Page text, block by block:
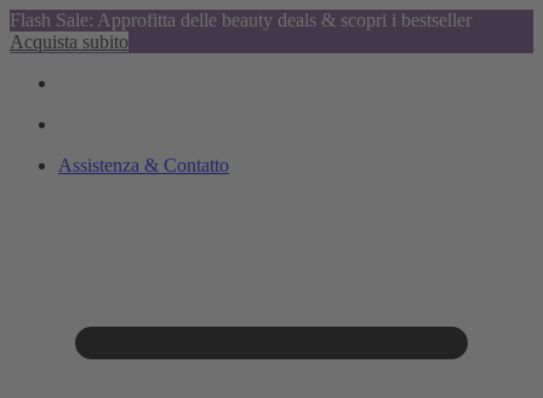
Flash Sale: Approfitta delle beauty deals & scopri i bestseller
Acquista subito
Assistenza & Contatto